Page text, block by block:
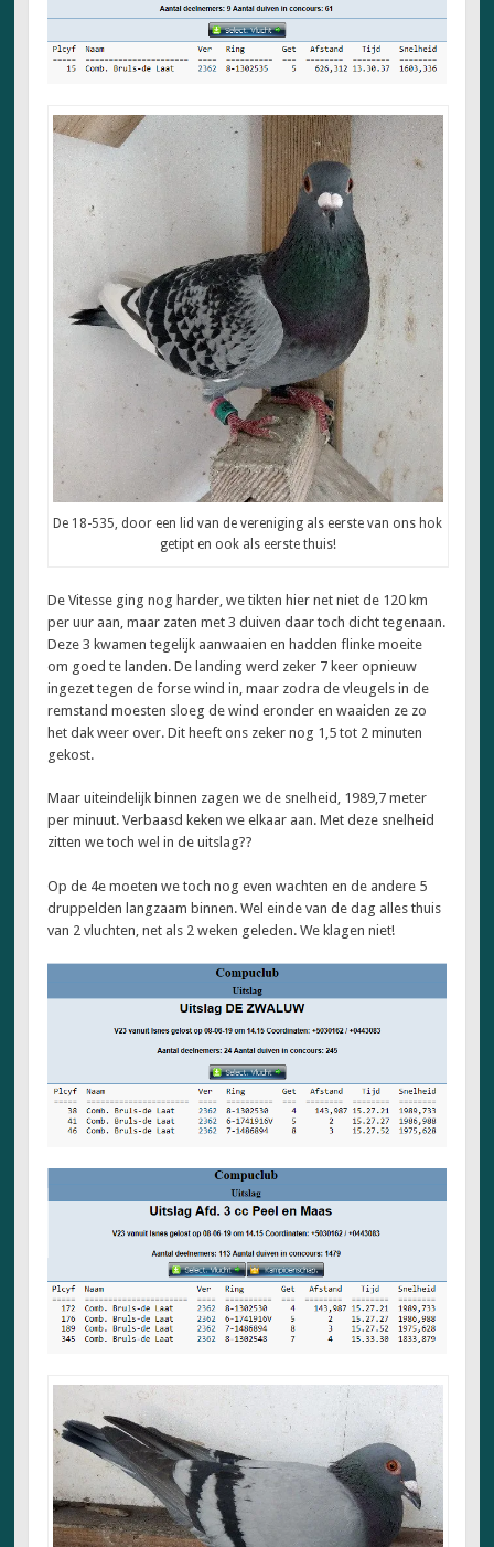
De 18-535, door een lid van de vereniging als eerste van ons hok
getipt en ook als eerste thuis!
De Vitesse ging nog harder, we tikten hier net niet de 120 km
per uur aan, maar zaten met 3 duiven daar toch dicht tegenaan.
Deze 3 kwamen tegelijk aanwaaien en hadden flinke moeite
om goed te landen. De landing werd zeker 7 keer opnieuw
ingezet tegen de forse wind in, maar zodra de vleugels in de
remstand moesten sloeg de wind eronder en waaiden ze zo
het dak weer over. Dit heeft ons zeker nog 1,5 tot 2 minuten
gekost.
Maar uiteindelijk binnen zagen we de snelheid, 1989,7 meter
per minuut. Verbaasd keken we elkaar aan. Met deze snelheid
zitten we toch wel in de uitslag??
Op de 4e moeten we toch nog even wachten en de andere 5
druppelden langzaam binnen. Wel einde van de dag alles thuis
van 2 vluchten, net als 2 weken geleden. We klagen niet!